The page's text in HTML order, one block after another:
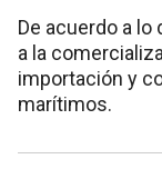
De acuerdo a
a la
importación y
marítimos.